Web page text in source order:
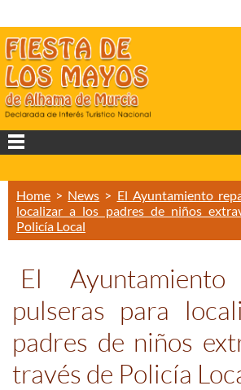
Home > News > El Ayuntamiento
localizar a los padres de niños
Policía Local
El
pulseras para
padres de niños
través de Policía